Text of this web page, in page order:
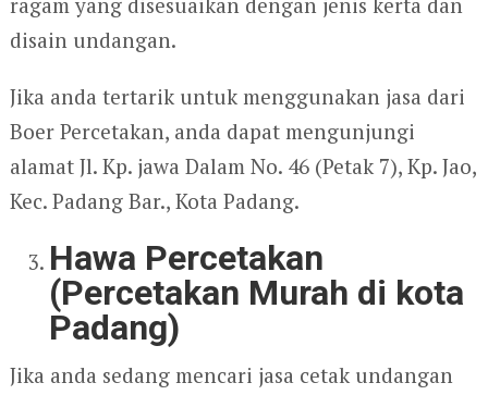
disain undangan.
Jika anda tertarik untuk menggunakan jasa dari
Boer Percetakan, anda dapat mengunjungi
alamat Jl. Kp. jawa Dalam No. 46 (Petak 7), Kp. Jao,
Kec. Padang Bar., Kota Padang.
Hawa Percetakan
(Percetakan Murah di kota
Padang)
Jika anda sedang mencari jasa cetak undangan